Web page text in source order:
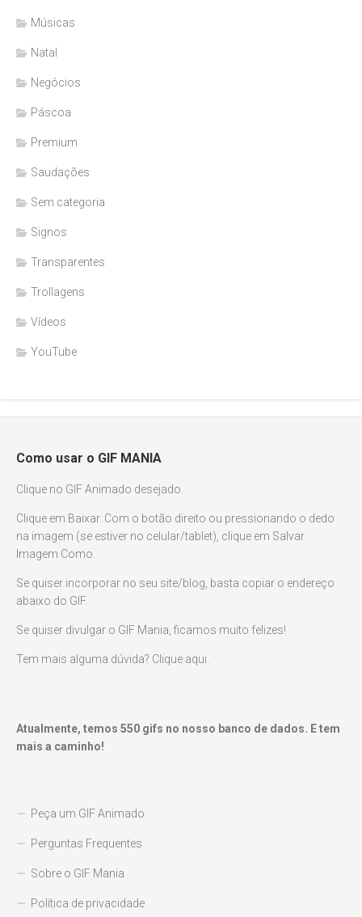
Músicas
Natal
Negócios
Páscoa
Premium
Saudações
Sem categoria
Signos
Transparentes
Trollagens
Vídeos
YouTube
Como usar o GIF MANIA
Clique no GIF Animado desejado.
Clique em Baixar. Com o botão direito ou pressionando o dedo
na imagem (se estiver no celular/tablet), clique em Salvar
Imagem Como.
Se quiser incorporar no seu site/blog, basta copiar o endereço
abaixo do GIF.
Se quiser divulgar o GIF Mania, ficamos muito felizes!
Tem mais alguma dúvida? Clique aqui.
Atualmente, temos 550 gifs no nosso banco de dados. E tem
mais a caminho!
Peça um GIF Animado
Perguntas Frequentes
Sobre o GIF Mania
Política de privacidade